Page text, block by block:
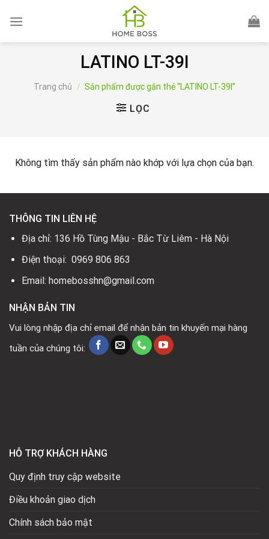
LATINO LT-39I
Trang chủ / Sản phẩm được gắn thẻ “LATINO LT-39I”
LỌC
Không tìm thấy sản phẩm nào khớp với lựa chọn của bạn.
THÔNG TIN LIÊN HỆ
Địa chỉ: 136 Hồ Tùng Mậu - Bắc Từ Liêm - Hà Nội
Điện thoại: 0969 806 863
Email: homebosshn@gmail.com
NHẬN BẢN TIN
Vui lòng nhập địa chỉ email để nhận bản tin khuyến mại hàng
tuần của chúng tôi:
HỖ TRỢ KHÁCH HÀNG
Quy định truy cập website
Điều khoản giao dịch
Chính sách bảo mật